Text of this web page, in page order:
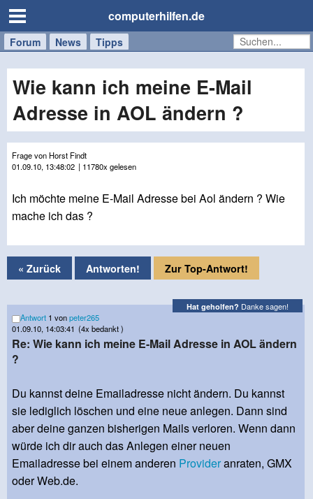
computerhilfen.de
Forum News Tipps
Handy
Tablet
Windows
Mac
Wie kann ich meine E-Mail
Adresse in AOL ändern ?
Frage von Horst Findt
01.09.10, 13:48:02 | 11780x gelesen
Ich möchte meine E-Mail Adresse bei Aol ändern ? Wie
mache ich das ?
« Zurück Antworten! Zur Top-Antwort!
Hat geholfen? Danke sagen!
Antwort 1 vonpeter265
01.09.10, 14:03:41 (4x bedankt )
Re: Wie kann ich meine E-Mail Adresse in AOL ändern
?
Du kannst deine Emailadresse nicht ändern. Du kannst
sie lediglich löschen und eine neue anlegen. Dann sind
aber deine ganzen bisherigen Mails verloren. Wenn dann
würde ich dir auch das Anlegen einer neuen
Emailadresse bei einem anderen Provideranraten, GMX
oder Web.de.